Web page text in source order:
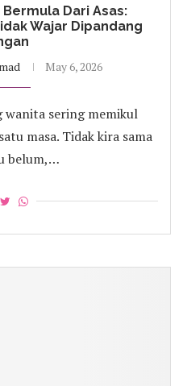
Dari Asas:
Wajar Dipandang
May 6, 2026
wanita sering memikul
masa. Tidak kira sama
belum,…